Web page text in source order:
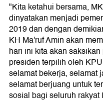
"Kita ketahui bersama,
dinyatakan menjadi
2019 dan dengan
KH Ma'ruf Amin akan
hari ini kita akan
presiden terpilih oleh
selamat bekerja, selamat
selamat berjuang untuk
sosial bagi seluruh